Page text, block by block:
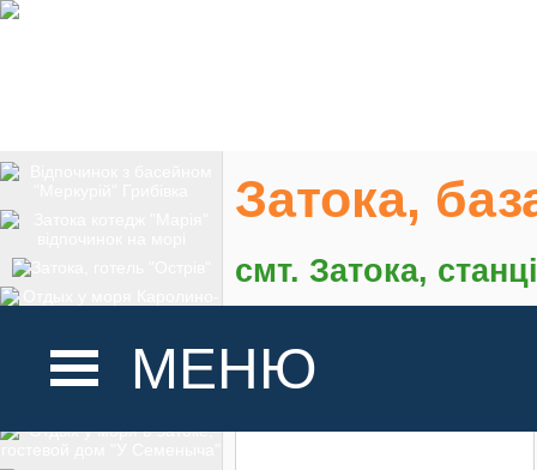
МЕНЮ
Затока,
смт. Затока,